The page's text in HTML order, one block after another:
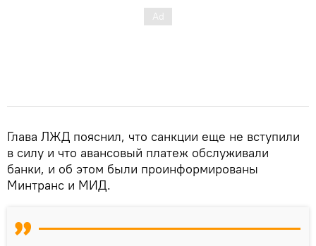
Глава ЛЖД пояснил, что санкции еще не вступили
в силу и что авансовый платеж обслуживали
банки, и об этом были проинформированы
Минтранс и МИД.